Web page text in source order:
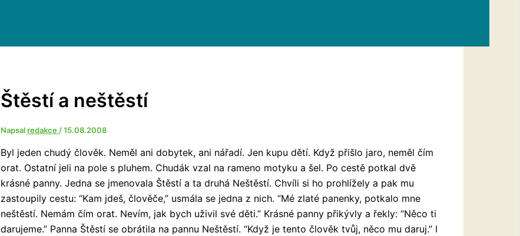
Štěstí a neštěstí
Napsalredakce /15.08.2008
Byl jeden chudý člověk. Neměl ani dobytek, ani nářadí. Jen kupu dětí. Když přišlo jaro, neměl čím
orat. Ostatní jeli na pole s pluhem. Chudák vzal na rameno motyku a šel. Po cestě potkal dvě
krásné panny. Jedna se jmenovala Štěstí a ta druhá Neštěstí. Chvíli si ho prohlížely a pak mu
zastoupily cestu: “Kam jdeš, člověče,” usmála se jedna z nich. “Mé zlaté panenky, potkalo mne
neštěstí. Nemám čím orat. Nevím, jak bych uživil své děti.” Krásné panny přikývly a řekly: “Něco ti
darujeme.” Panna Štěstí se obrátila na pannu Neštěstí. “Když je tento člověk tvůj, něco mu daruj.” I